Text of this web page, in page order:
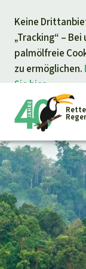
Keine
„Tracking“ –
palmölfreie
zu ermöglichen.
Sie hier.